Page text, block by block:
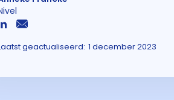
geactualiseerd: 1 december 2023